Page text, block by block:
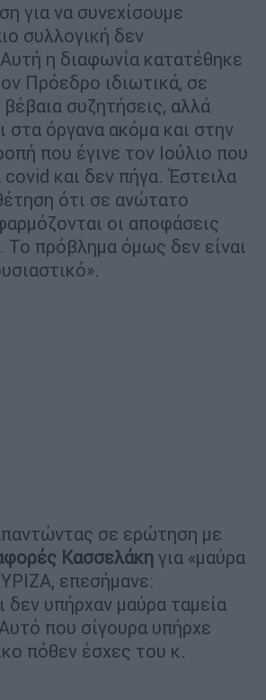
για να συνεχίσουμε
συλλογική δεν
η διαφωνία κατατέθηκε
Πρόεδρο ιδιωτικά, σε
συζητήσεις, αλλά
στα όργανα ακόμα και στην
που έγινε τον Ιούλιο που
και δεν πήγα. Έστειλα
ότι σε ανώτατο
οι αποφάσεις
Το πρόβλημα όμως δεν είναι
σε ερώτηση με
Κασσελάκη για «μαύρα
επεσήμανε:
υπήρχαν μαύρα ταμεία
που σίγουρα υπήρχε
πόθεν έσχες του κ.